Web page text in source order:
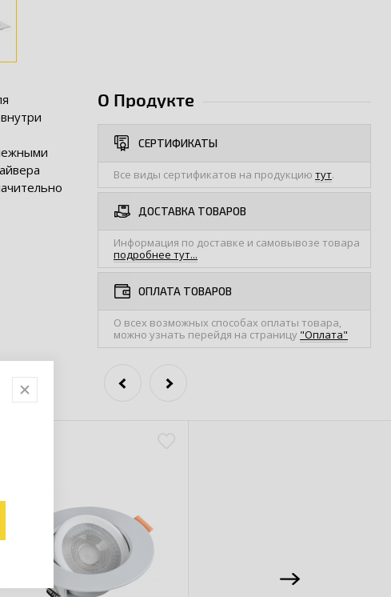
О Продукте
СЕРТИФИКАТЫ
Все виды сертификатов на продукцию тут.
ДОСТАВКА ТОВАРОВ
Информация по доставке и самовывозе товара
подробнее тут...
ОПЛАТА ТОВАРОВ
О всех возможных способах оплаты товара,
можно узнать перейдя на страницу "Оплата"